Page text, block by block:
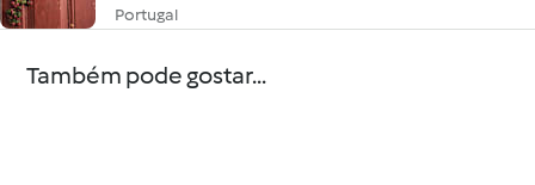
Portugal
Também pode gostar...